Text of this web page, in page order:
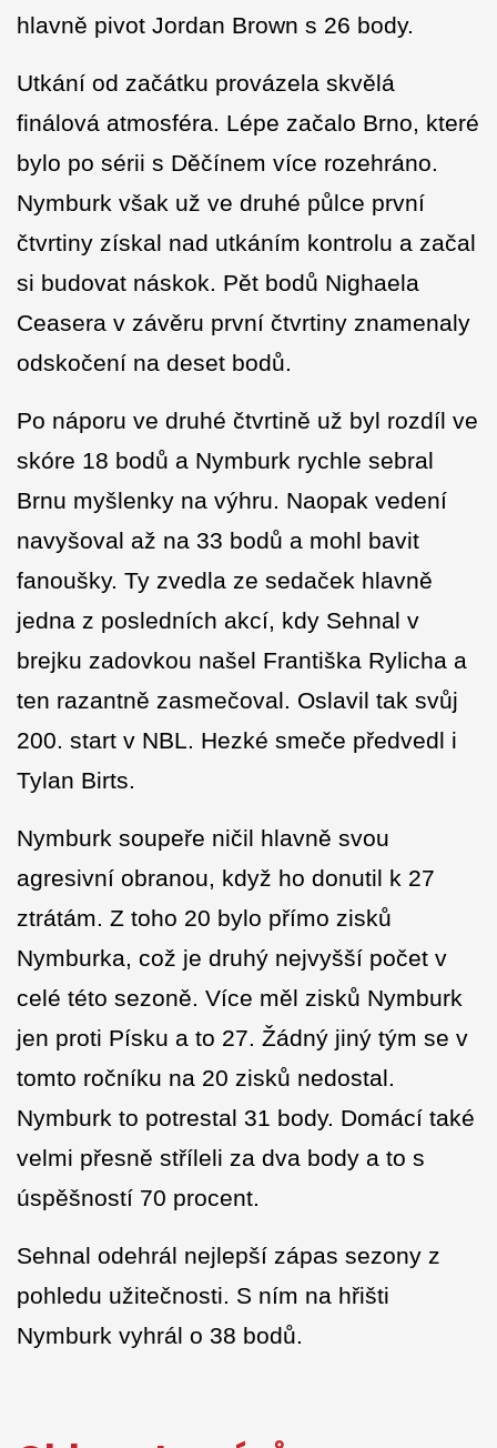
hlavně pivot Jordan Brown s 26 body.
Utkání od začátku provázela skvělá
finálová atmosféra. Lépe začalo Brno, které
bylo po sérii s Děčínem více rozehráno.
Nymburk však už ve druhé půlce první
čtvrtiny získal nad utkáním kontrolu a začal
si budovat náskok. Pět bodů Nighaela
Ceasera v závěru první čtvrtiny znamenaly
odskočení na deset bodů.
Po náporu ve druhé čtvrtině už byl rozdíl ve
skóre 18 bodů a Nymburk rychle sebral
Brnu myšlenky na výhru. Naopak vedení
navyšoval až na 33 bodů a mohl bavit
fanoušky. Ty zvedla ze sedaček hlavně
jedna z posledních akcí, kdy Sehnal v
brejku zadovkou našel Františka Rylicha a
ten razantně zasmečoval. Oslavil tak svůj
200. start v NBL. Hezké smeče předvedl i
Tylan Birts.
Nymburk soupeře ničil hlavně svou
agresivní obranou, když ho donutil k 27
ztrátám. Z toho 20 bylo přímo zisků
Nymburka, což je druhý nejvyšší počet v
celé této sezoně. Více měl zisků Nymburk
jen proti Písku a to 27. Žádný jiný tým se v
tomto ročníku na 20 zisků nedostal.
Nymburk to potrestal 31 body. Domácí také
velmi přesně stříleli za dva body a to s
úspěšností 70 procent.
Sehnal odehrál nejlepší zápas sezony z
pohledu užitečnosti. S ním na hřišti
Nymburk vyhrál o 38 bodů.